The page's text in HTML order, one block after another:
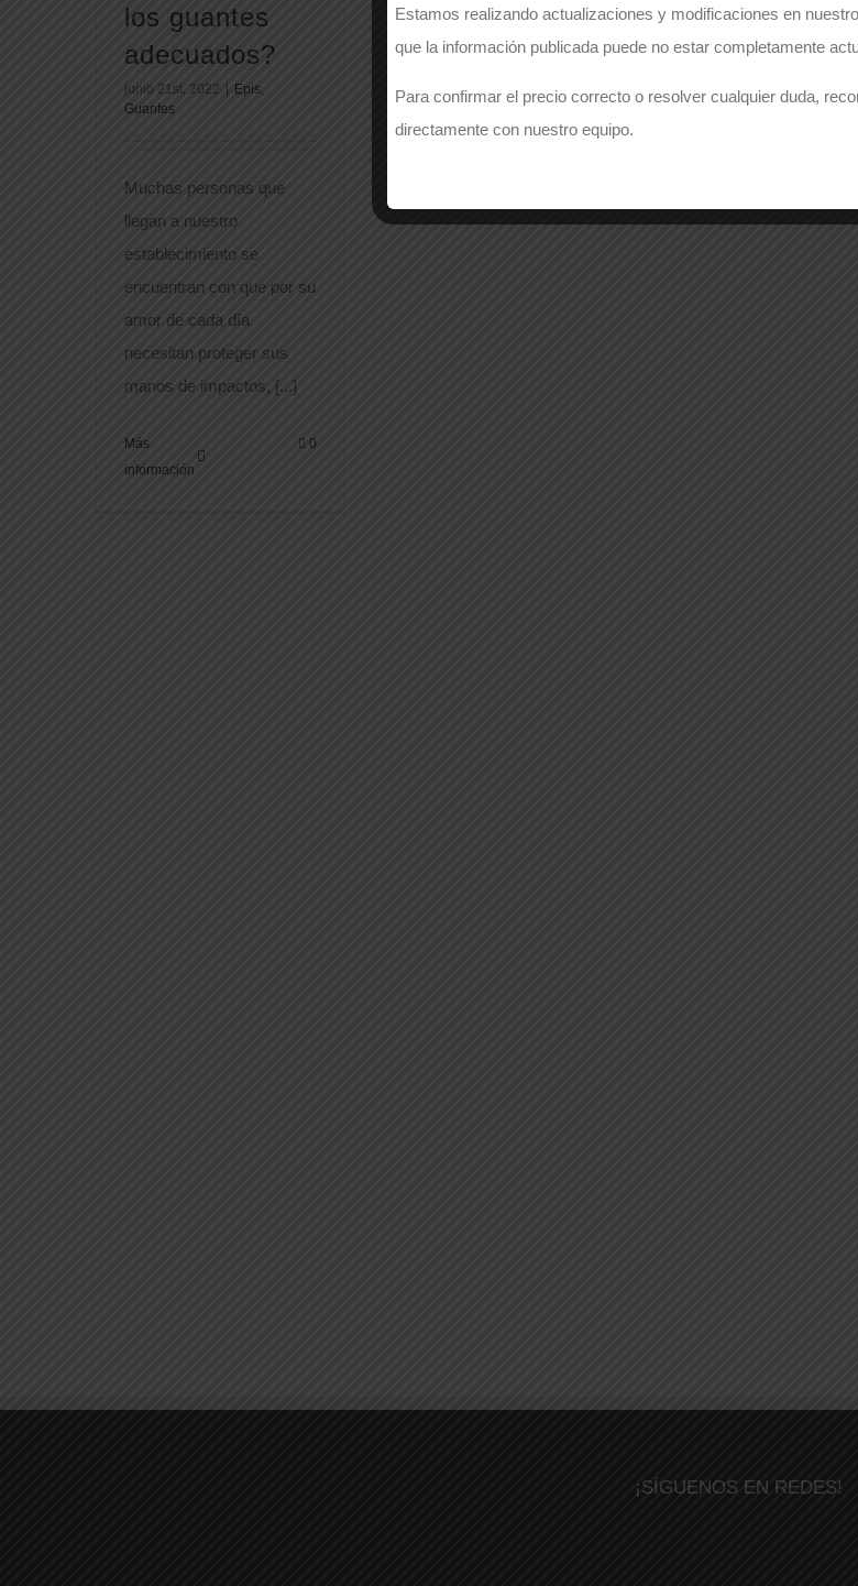
los guantes
adecuados?
junio 21st, 2022 | Epis
Guantes
Muchas personas que
llegan a nuestro
establecimiento se
encuentran con que por su
amor de cada día
necesitan proteger sus
manos de impactos, [...]
Más
información
0
¡SÍGUENOS EN REDES!
Estamos realizando actualizaciones y modificaciones en
que la información publicada puede no estar completamente
Para confirmar el precio correcto o resolver cualquier duda,
directamente con nuestro equipo.